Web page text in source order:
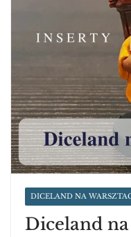
DICELAND NA
Diceland